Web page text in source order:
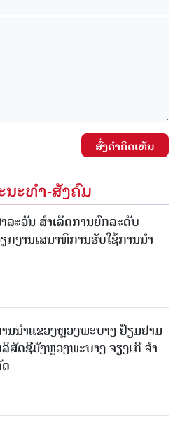
ສົ່ງຄໍາຄິດເຫັນ
ນະທຳ-ສັງຄົມ
ລະວັນ ສໍາເລັດການຍົກລະດັບ
ກງານເສນາທິການຮັບໃຊ້ການນໍາ
ນນຳແຂວງຫຼວງພະບາງ ຢ້ຽມ​ຢາມ
ສັດຊີມັງຫຼວງພະບາງ ຈຽງເກີ ຈໍາ